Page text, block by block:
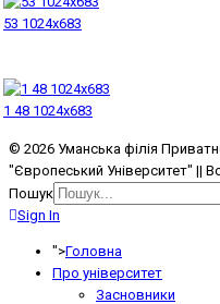
53 1024x683
1 48 1024x683
© 2026 Уманська філія
"Європеський Університет" ||
Пошук
Sign In
">Головна
Про університет
Засновники